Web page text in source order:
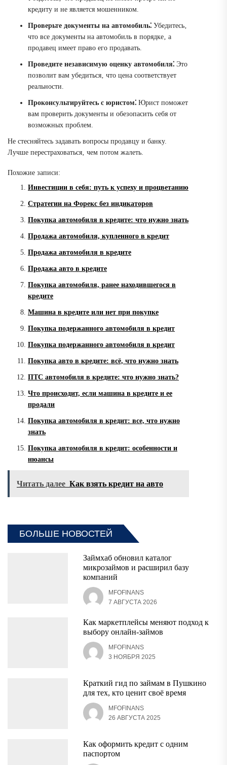
кредиту и не является мошенником.
Проверьте документы на автомобиль⁚ Убедитесь‚
что все документы на автомобиль в порядке‚ а
продавец имеет право его продавать.
Проведите независимую оценку автомобиля⁚ Это
позволит вам убедиться‚ что цена соответствует
реальности.
Проконсультируйтесь с юристом⁚ Юрист поможет
вам проверить документы и обезопасить себя от
возможных проблем.
Не стесняйтесь задавать вопросы продавцу и банку.
Лучше перестраховаться‚ чем потом жалеть.
Похожие записи:
Инвестиции в себя: путь к успеху и процветанию
Стратегии на Форекс без индикаторов
Покупка автомобиля в кредите: что нужно знать
Продажа автомобиля, купленного в кредит
Продажа автомобиля в кредите
Продажа авто в кредите
Покупка автомобиля, ранее находившегося в
кредите
Машина в кредите или нет при покупке
Покупка подержанного автомобиля в кредит
Покупка подержанного автомобиля в кредит
Покупка авто в кредите: всё, что нужно знать
ПТС автомобиля в кредите: что нужно знать?
Что происходит, если машина в кредите и ее
продали
Покупка автомобиля в кредит: все, что нужно
знать
Покупка автомобиля в кредит: особенности и
нюансы
Читать далее Как взять кредит на авто
БОЛЬШЕ НОВОСТЕЙ
Займхаб обновил каталог
микрозаймов и расширил базу
компаний
MFOFINANS
7 АВГУСТА 2026
Как маркетплейсы меняют подход к
выбору онлайн-займов
MFOFINANS
3 НОЯБРЯ 2025
Краткий гид по займам в Пушкино
для тех, кто ценит своё время
MFOFINANS
26 АВГУСТА 2025
Как оформить кредит с одним
паспортом